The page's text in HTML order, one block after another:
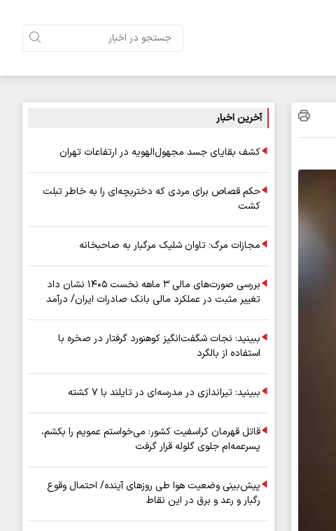
آخرین اخبار
کشف بقایای جسد مجهول‌الهویه در ارتفاعات تهران
حکم قصاص برای مردی که دختربچه‌ای را به خاطر تبلت
کشت
مجازات مرگ؛ تاوان شلیک مرگبار به صاحبخانه
بررسی صورت‌های مالی ۳ ماهه نخست ۱۴۰۵ نشان داد
تغییر مثبت در عملکرد مالی بانک صادرات ایران/ درآمد
ببینید: نجات شگفت‌انگیز کوهنورد گرفتار در صخره با
استفاده از بالگرد
ببینید: تیراندازی در مدرسه‌ای در تایلند با ۷ کشته
قاتل قهرمان کراسفیت کشور: می‌خواستم عمویم را بکشم،
پسرعمه‌ام جلوی گلوله قرار گرفت
پیش‌بینی وضعیت هوا طی روزهای آینده/ احتمال وقوع
رگبار و رعد و برق در این نقاط